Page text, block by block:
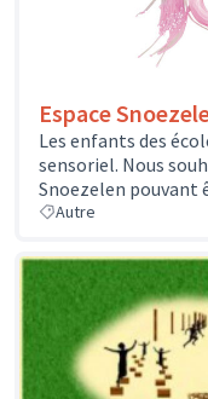
Espace
Les enfants des
sensoriel. Nous
Snoezelen pouvant
Autre